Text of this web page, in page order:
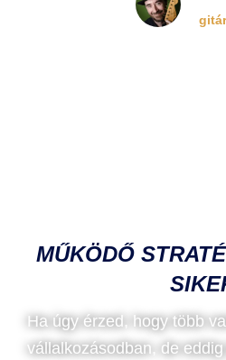
MŰKÖDŐ
Ha úgy érzed, hogy több
vállalkozásodban, de